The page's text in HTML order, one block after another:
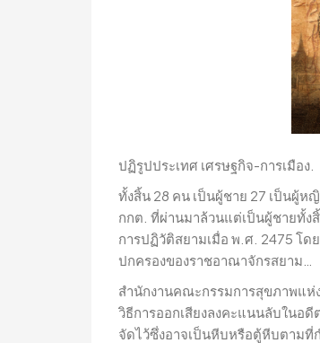
ปฏิรูปประเทศ เศรษฐกิจ-การเมือง.
ทั้งสิ้น 28 คน เป็นผู้ชาย 27 เป็นผู้
กกต. ที่ผ่านมาล้วนแต่เป็นผู้ชายทั้ง
การปฏิวัติสยามเมื่อ พ.ศ. 2475 โด
ปกครองของราชอาณาจักรสยาม…
สำนักงานคณะกรรมการสุขภาพแห่
วิธีการออกเสียงลงคะแนนลับในอ
จัดไว้ซึ่งอาจเป็นหีบหรือตู้หีบตาม